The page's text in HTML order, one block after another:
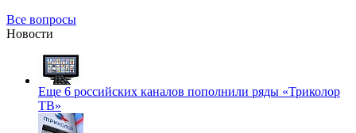
Все вопросы
Новости
Еще 6 российских каналов пополнили ряды «Триколор
ТВ»